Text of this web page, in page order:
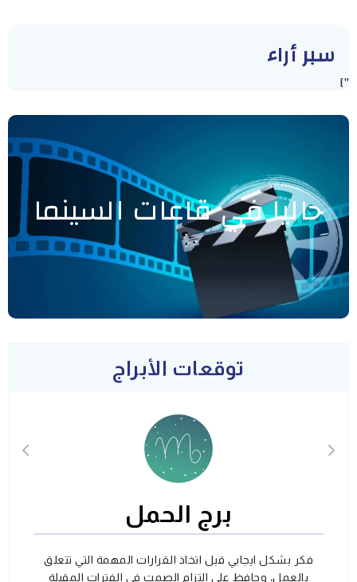
سبر أراء
"]
حاليا في قاعات السينما
توقعات الأبراج
برج الحمل
فكر بشكل ايجابي قبل اتخاذ القرارات المهمة التي تتعلق
بالعمل، وحافظ على التزام الصمت في الفترات المقبلة